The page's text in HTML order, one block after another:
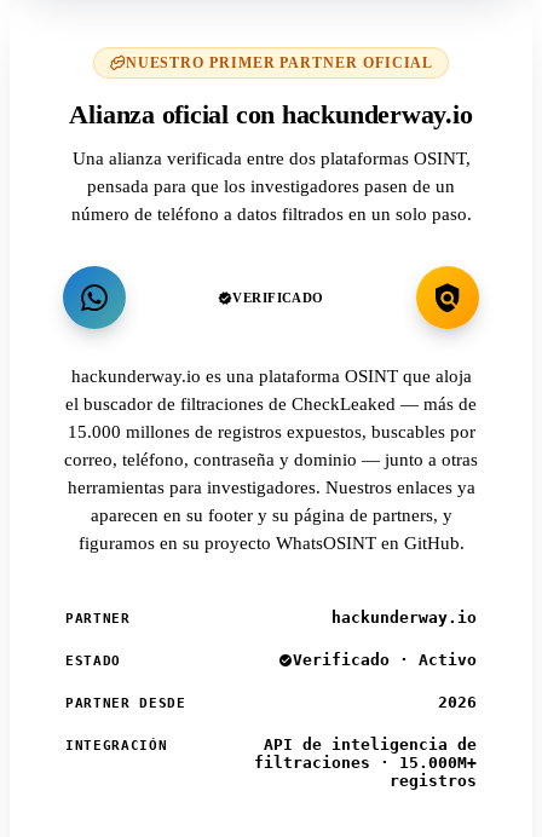
NUESTRO PRIMER PARTNER OFICIAL
Alianza oficial con hackunderway.io
Una alianza verificada entre dos plataformas OSINT,
pensada para que los investigadores pasen de un
número de teléfono a datos filtrados en un solo paso.
VERIFICADO
hackunderway.io es una plataforma OSINT que aloja
el buscador de filtraciones de CheckLeaked — más de
15.000 millones de registros expuestos, buscables por
correo, teléfono, contraseña y dominio — junto a otras
herramientas para investigadores. Nuestros enlaces ya
aparecen en su footer y su página de partners, y
figuramos en su proyecto WhatsOSINT en GitHub.
PARTNER hackunderway.io
ESTADO Verificado · Activo
PARTNER DESDE 2026
INTEGRACIÓN
API de inteligencia de
filtraciones · 15.000M+
registros